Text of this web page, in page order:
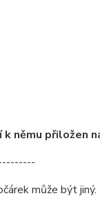
němu přiložen
může být